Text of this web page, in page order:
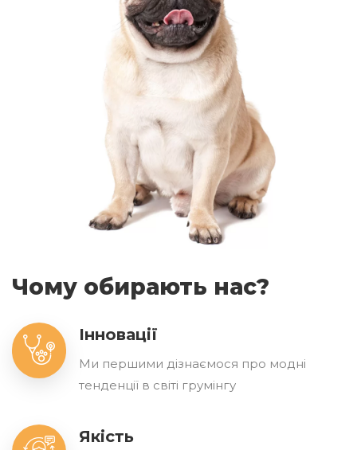
Чому обирають нас?
Інновації
Ми першими дізнаємося про модні
тенденції в світі грумінгу
Якість